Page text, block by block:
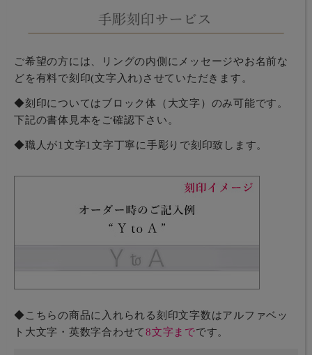
ご希望の方には、リングの内側にメッセージやお名前な
どを有料で刻印(文字入れ)させていただきます。
◆刻印についてはブロック体（大文字）のみ可能です。
下記の書体見本をご確認下さい。
◆職人が1文字1文字丁寧に手彫りで刻印致します。
◆こちらの商品に入れられる刻印文字数はアルファベッ
ト大文字・英数字合わせて8文字までです。